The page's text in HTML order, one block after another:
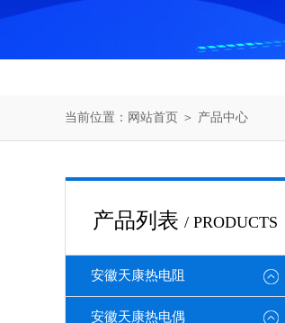
当前位置： 网站首页 ＞ 产品中心
产品列表 / PRODUCTS
安徽天康热电阻
安徽天康热电偶